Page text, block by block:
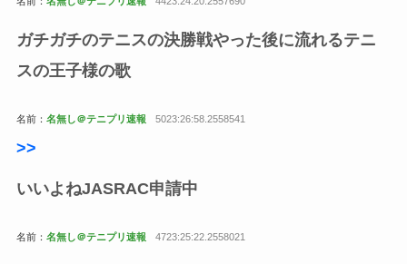
ガチガチのテニスの決勝戦やった後に流れるテニ
スの王子様の歌
名前： 名無し＠テニプリ速報 5023:26:58.2558541
>>
いいよねJASRAC申請中
名前： 名無し＠テニプリ速報 4723:25:22.2558021